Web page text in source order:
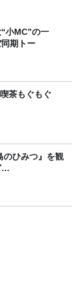
期トー
茶もぐもぐ
のひみつ』を観
…